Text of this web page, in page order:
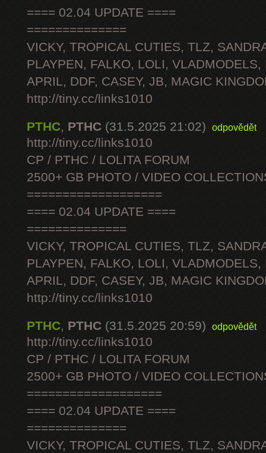
==== 02.04 UPDATE ====
==============
VICKY, TROPICAL CUTIES, TLZ,
PLAYPEN, FALKO, LOLI, VLADMODELS,
APRIL, DDF, CASEY, JB, MAGIC
http://tiny.cc/links1010
PTHC, PTHC (31.5.2025 21:02) odpovědět
http://tiny.cc/links1010
CP / PTHC / LOLITA FORUM
2500+ GB PHOTO / VIDEO
===================
==== 02.04 UPDATE ====
==============
VICKY, TROPICAL CUTIES, TLZ,
PLAYPEN, FALKO, LOLI, VLADMODELS,
APRIL, DDF, CASEY, JB, MAGIC
http://tiny.cc/links1010
PTHC, PTHC (31.5.2025 20:59) odpovědět
http://tiny.cc/links1010
CP / PTHC / LOLITA FORUM
2500+ GB PHOTO / VIDEO
===================
==== 02.04 UPDATE ====
==============
VICKY, TROPICAL CUTIES, TLZ,